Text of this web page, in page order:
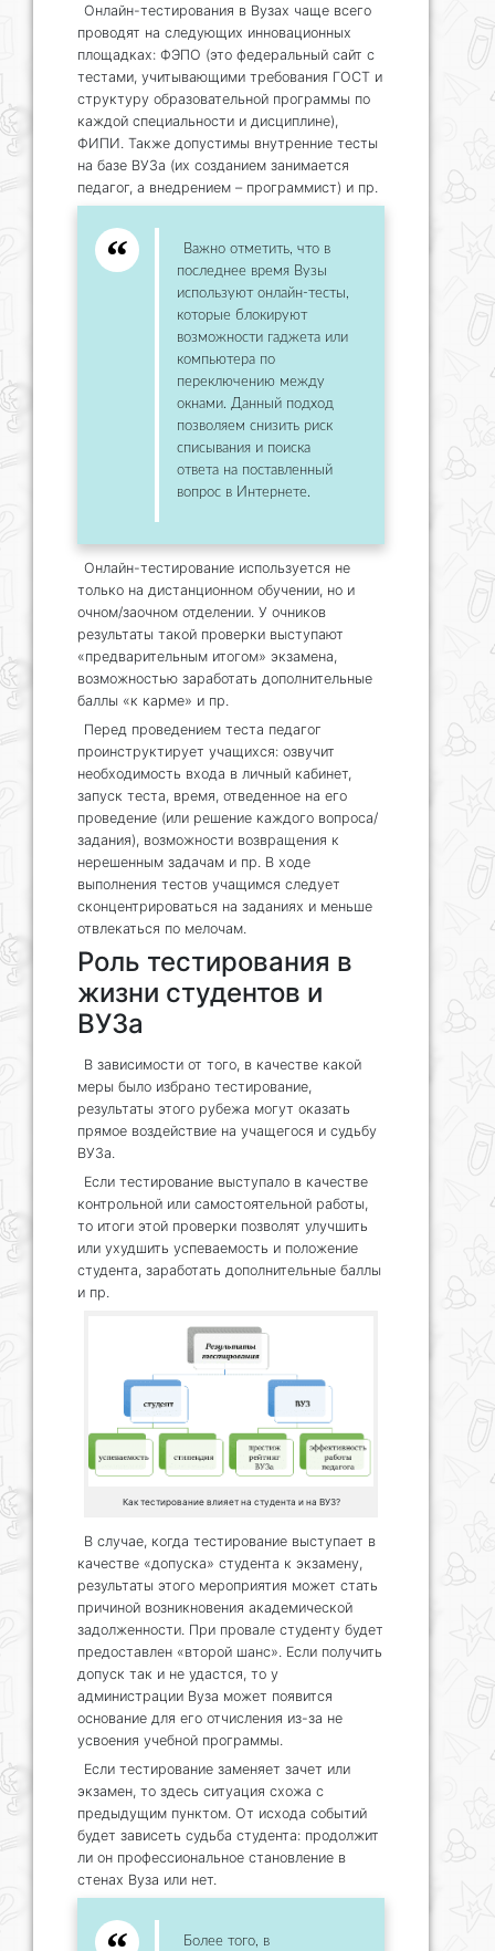
Онлайн-тестирования в Вузах чаще всего
проводят на следующих инновационных
площадках: ФЭПО (это федеральный сайт с
тестами, учитывающими требования ГОСТ и
структуру образовательной программы по
каждой специальности и дисциплине),
ФИПИ. Также допустимы внутренние тесты
на базе ВУЗа (их созданием занимается
педагог, а внедрением – программист) и пр.
Важно отметить, что в
последнее время Вузы
используют онлайн-тесты,
которые блокируют
возможности гаджета или
компьютера по
переключению между
окнами. Данный подход
позволяем снизить риск
списывания и поиска
ответа на поставленный
вопрос в Интернете.
Онлайн-тестирование используется не
только на дистанционном обучении, но и
очном/заочном отделении. У очников
результаты такой проверки выступают
«предварительным итогом» экзамена,
возможностью заработать дополнительные
баллы «к карме» и пр.
Перед проведением теста педагог
проинструктирует учащихся: озвучит
необходимость входа в личный кабинет,
запуск теста, время, отведенное на его
проведение (или решение каждого вопроса/
задания), возможности возвращения к
нерешенным задачам и пр. В ходе
выполнения тестов учащимся следует
сконцентрироваться на заданиях и меньше
отвлекаться по мелочам.
Роль тестирования в
жизни студентов и
ВУЗа
В зависимости от того, в качестве какой
меры было избрано тестирование,
результаты этого рубежа могут оказать
прямое воздействие на учащегося и судьбу
ВУЗа.
Если тестирование выступало в качестве
контрольной или самостоятельной работы,
то итоги этой проверки позволят улучшить
или ухудшить успеваемость и положение
студента, заработать дополнительные баллы
и пр.
Как тестирование влияет на студента и на ВУЗ?
В случае, когда тестирование выступает в
качестве «допуска» студента к экзамену,
результаты этого мероприятия может стать
причиной возникновения академической
задолженности. При провале студенту будет
предоставлен «второй шанс». Если получить
допуск так и не удастся, то у
администрации Вуза может появится
основание для его отчисления из-за не
усвоения учебной программы.
Если тестирование заменяет зачет или
экзамен, то здесь ситуация схожа с
предыдущим пунктом. От исхода событий
будет зависеть судьба студента: продолжит
ли он профессиональное становление в
стенах Вуза или нет.
Более того, в